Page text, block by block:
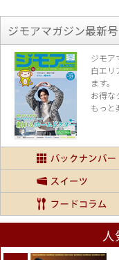
ジモアマガジン最新号
ジモア
白エリ
ます。
お得な
もっと